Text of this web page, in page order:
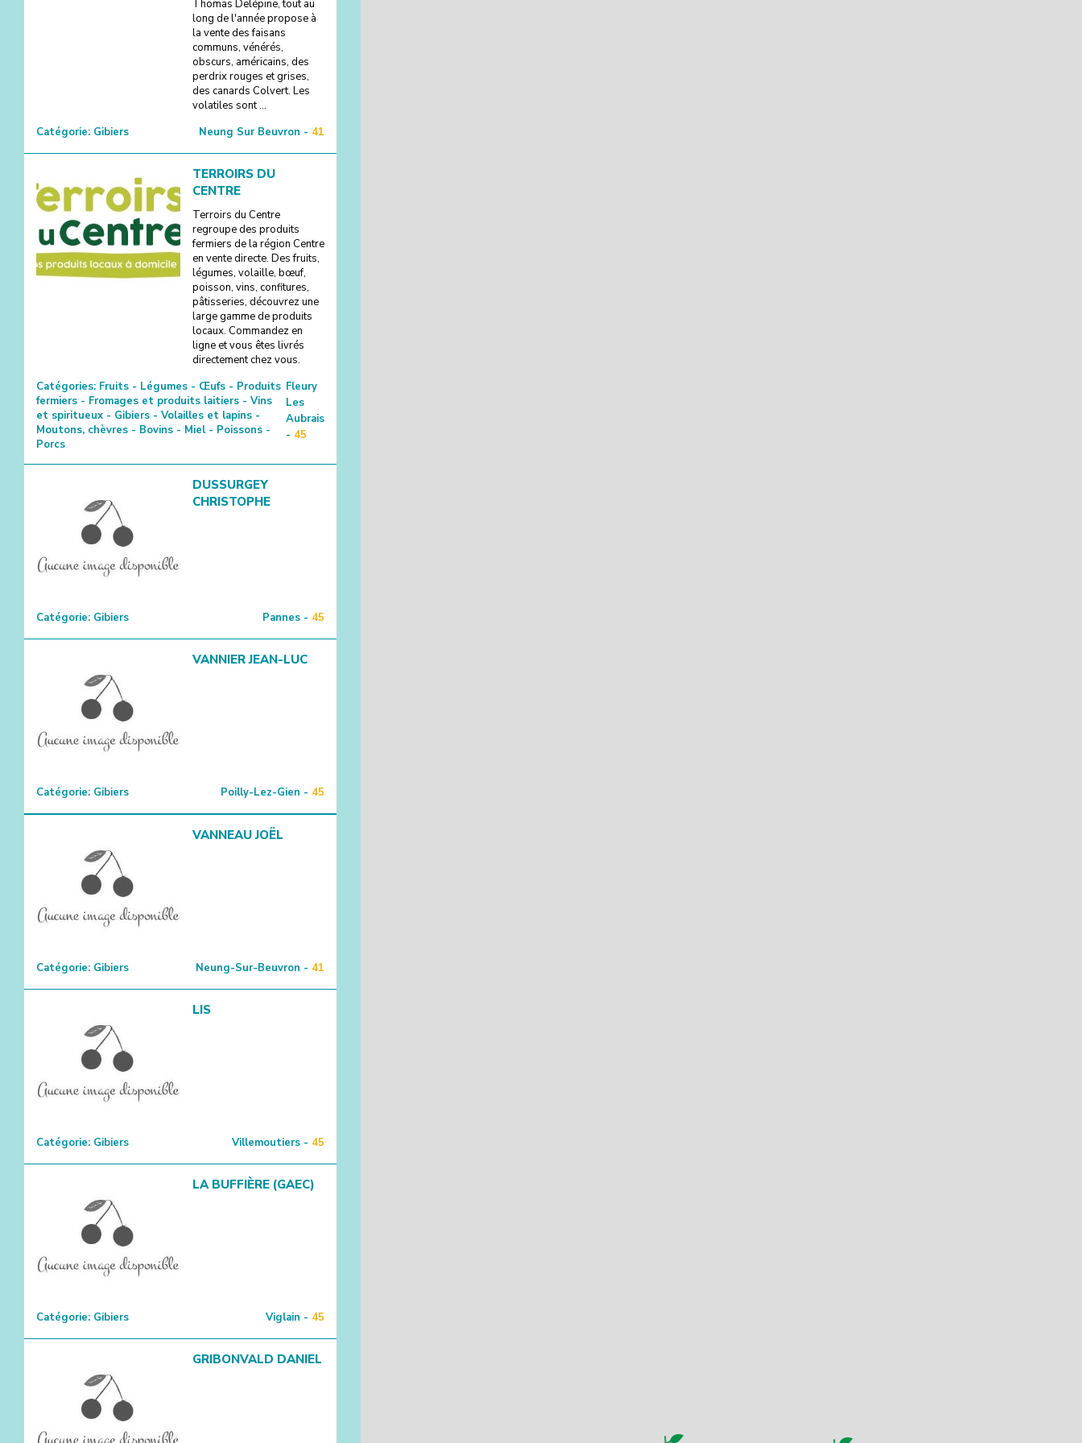
Thomas Delépine, tout au
long de l'année propose à
la vente des faisans
communs, vénérés,
obscurs, américains, des
perdrix rouges et grises,
des canards Colvert. Les
volatiles sont ...
Catégorie: Gibiers Neung Sur Beuvron - 41
TERROIRS DU
CENTRE
Terroirs du Centre
regroupe des produits
fermiers de la région Centre
en vente directe. Des fruits,
légumes, volaille, bœuf,
poisson, vins, confitures,
pâtisseries, découvrez une
large gamme de produits
locaux. Commandez en
ligne et vous êtes livrés
directement chez vous.
Catégories: Fruits - Légumes - Œufs - Produits
fermiers - Fromages et produits laitiers - Vins
et spiritueux - Gibiers - Volailles et lapins -
Moutons, chèvres - Bovins - Miel - Poissons -
Porcs
Fleury
Les
Aubrais
- 45
DUSSURGEY
CHRISTOPHE
Catégorie: Gibiers Pannes - 45
VANNIER JEAN-LUC
Catégorie: Gibiers Poilly-Lez-Gien - 45
VANNEAU JOËL
Catégorie: Gibiers Neung-Sur-Beuvron - 41
LIS
Catégorie: Gibiers Villemoutiers - 45
LA BUFFIÈRE (GAEC)
Catégorie: Gibiers Viglain - 45
GRIBONVALD DANIEL